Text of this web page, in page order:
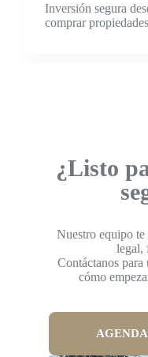
Inversión segura
comprar
¿Listo
Nuestro equipo te
legal,
Contáctanos
cómo